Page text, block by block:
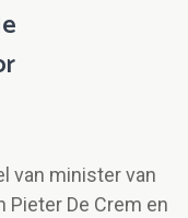
van minister van
Pieter De Crem en